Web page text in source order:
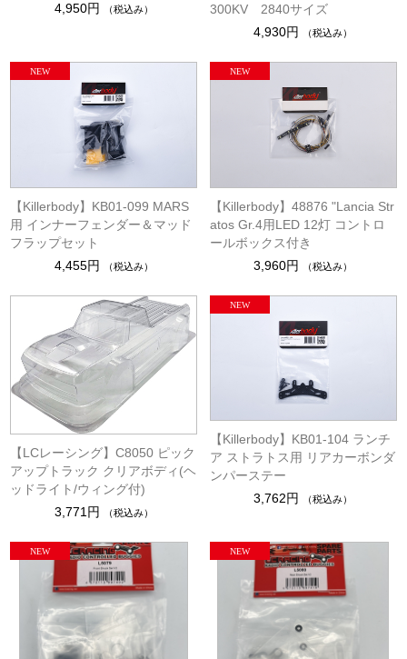
4,950円 （税込み）
300KV 2840サイズ
4,930円
（税込み）
【Killerbody】KB01-099 MARS
用 インナーフェンダー＆マッド
フラップセット
4,455円
（税込み）
【Killerbody】48876 "Lancia Str
atos Gr.4用LED 12灯 コントロ
ールボックス付き
3,960円
（税込み）
【LCレーシング】C8050 ピック
アップトラック クリアボディ(ヘ
ッドライト/ウィング付)
3,771円
（税込み）
【Killerbody】KB01-104 ランチ
ア ストラトス用 リアカーボンダ
ンパーステー
3,762円
（税込み）